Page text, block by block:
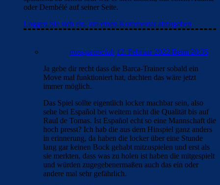
oder Dembélé auf seiner Seite.
Loggen Sie sich ein, um einen Kommentar abzugeben
mesqueunclub 12. Februar 2022 Beim 20:35
Ja gebe dir recht dass die Barca-Trainer sobald ein
Move mal funktioniert hat, dachten das wäre jetzt
immer möglich.
Das Spiel sollte eigentlich locker machbar sein, also
sehe bei Español bei weitem nicht die Qualität bis auf
Raul de Tomas. Ist Español echt so eine Mannschaft die
hoch presst? Ich hab die aus dem Hinspiel ganz anders
in erinnerung, da haben die locker über eine Stunde
lang gar keinen Bock gehabt mitzuspielen und erst als
sie merkten, dass was zu holen ist haben die mitgespielt
und würden zugegebenermaßen auch das ein oder
andere mal sehr gefährlich.